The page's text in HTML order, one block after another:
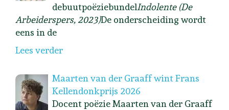
debuutpoëziebundelIndolente (De
Arbeiderspers, 2023)De onderscheiding wordt
eens in de
Lees verder
Maarten van der Graaff wint Frans
Kellendonkprijs 2026
Docent poëzie Maarten van der Graaff